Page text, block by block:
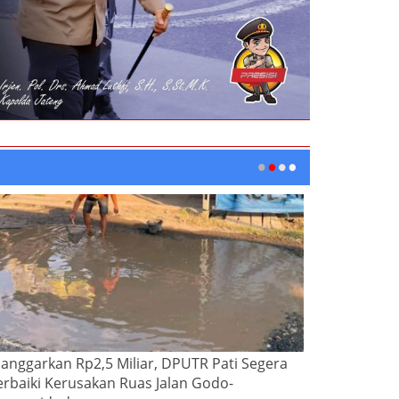
Rp2,5 Miliar, DPUTR Pati Segera
Kerusakan Ruas Jalan Godo-